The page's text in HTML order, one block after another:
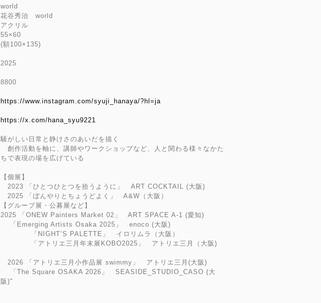
world
花谷秀治 world
アクリル
55×60
(額100×135)
2025
8800
https://www.instagram.com/syuji_hanaya/?hl=ja
https://x.com/hana_syu9221
騒がしい日常と静けさのあいだを描く
創作活動を軸に、講師やワークショップなど、人と関わる様々なかた
ちで表現の場を広げている
【個展】
2023 「ひとつひとつを拾うように」 ART COCKTAIL (大阪)
2025 「ぼんやりとちょうどよく」 A&W（大阪）
【グループ展・公募展など】
2025 「ONEW Painters Market 02」 ART SPACE A-1 (愛知)
「Emerging Artists Osaka 2025」 enoco (大阪)
「NIGHT’S PALETTE」 イロリムラ（大阪）
「アトリエ三月年末展KOBO2025」 アトリエ三月（大阪)
2026 「アトリエ三月小作品展 swimmy」 アトリエ三月(大阪)
「The Square OSAKA 2026」 SEASIDE_STUDIO_CASO (大
阪)"